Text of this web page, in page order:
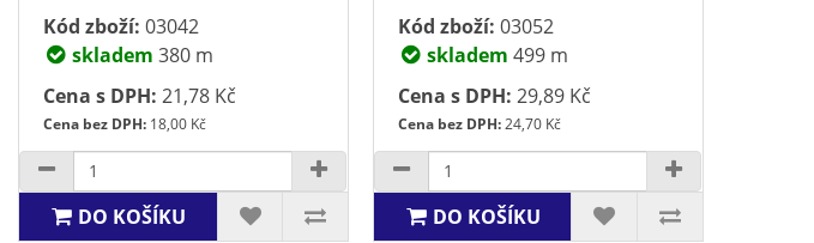
Kód zboží: 03042
skladem 380 m
Cena s DPH: 21,78 Kč
Cena bez DPH: 18,00 Kč
DO KOŠÍKU
Kód zboží: 03052
skladem 499 m
Cena s DPH: 29,89 Kč
Cena bez DPH:24,70 Kč
DO KOŠÍKU